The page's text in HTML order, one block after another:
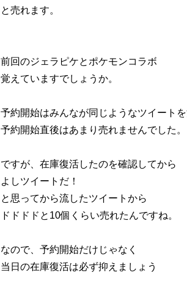
と売れます。
前回のジェラピケとポケモンコラボ
覚えていますでしょうか。
予約開始はみんなが同じようなツイート
予約開始直後はあまり売れませんでした。
ですが、在庫復活したのを確認してから
よしツイートだ！
と思ってから流したツイートから
ドドドドと10個くらい売れたんですね。
なので、予約開始だけじゃなく
当日の在庫復活は必ず抑えましょう